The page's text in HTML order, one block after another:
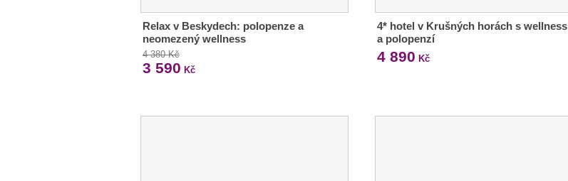
Relax v Beskydech: polopenze a
neomezený wellness
4 380 Kč
3 590 Kč
4* hotel v Krušných horách s wellness
a polopenzí
4 890 Kč